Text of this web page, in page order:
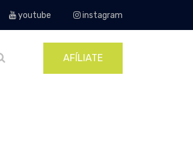
youtube instagram
AFÍLIATE